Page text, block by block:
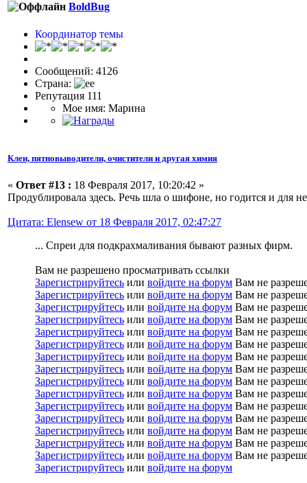
BoldBug
Координатор темы
Сообщений: 4126
Страна:
Репутация 111
Мое имя: Марина
Клеи, пятновыводители, очистители и другая химия
« Ответ #13 : 18 Февраля 2017, 10:20:42 »
Продублировала здесь. Речь шла о шифоне, но годится и для
Цитата: Elensew от 18 Февраля 2017, 02:47:27
... Спреи для подкрахмаливания бывают разных фирм.
Вам не разрешено просматривать ссылки
Зарегистрируйтесь или войдите на форум Вам не
Зарегистрируйтесь или войдите на форум Вам не
Зарегистрируйтесь или войдите на форум Вам не
Зарегистрируйтесь или войдите на форум Вам не
Зарегистрируйтесь или войдите на форум Вам не
Зарегистрируйтесь или войдите на форум Вам не
Зарегистрируйтесь или войдите на форум Вам не
Зарегистрируйтесь или войдите на форум Вам не
Зарегистрируйтесь или войдите на форум Вам не
Зарегистрируйтесь или войдите на форум Вам не
Зарегистрируйтесь или войдите на форум Вам не
Зарегистрируйтесь или войдите на форум Вам не
Зарегистрируйтесь или войдите на форум Вам не
Зарегистрируйтесь или войдите на форум Вам не
Зарегистрируйтесь или войдите на форум Вам не
Зарегистрируйтесь или войдите на форум